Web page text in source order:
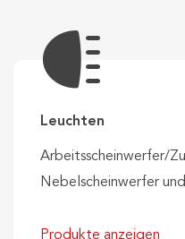
Leuchten
Arbeitsscheinwerfer/
Nebelscheinwerfer
Produkte anzeigen